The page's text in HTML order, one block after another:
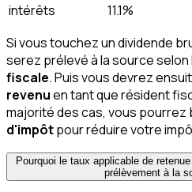
intérêts
11.1%
Si vous touchez un dividende
serez prélevé à la source selon
fiscale. Puis vous devrez
revenuen tant que résident
majorité des cas, vous pourrez
d'impôtpour réduire votre
Pourquoi le taux applicable de
prélèvement à la